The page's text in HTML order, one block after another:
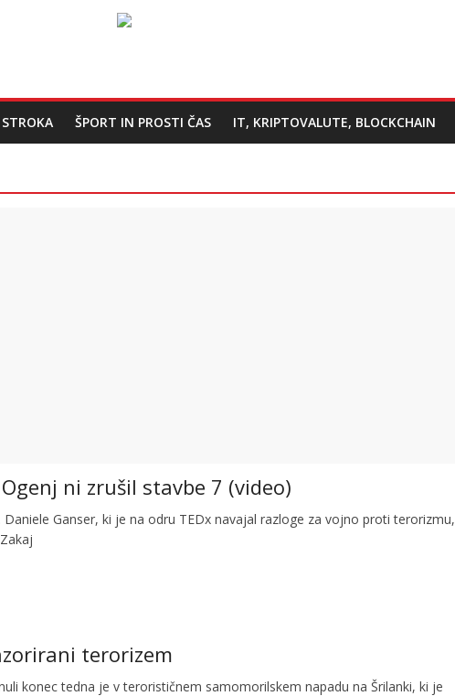
ŠPORT IN PROSTI ČAS IT, KRIPTOVALUTE, BLOCKCHAIN
ni zrušil stavbe 7 (video)
Daniele Ganser, ki je na odru TEDx navajal razloge za vojno proti terorizmu,
terorizem
konec tedna je v terorističnem samomorilskem napadu na Šrilanki, ki je